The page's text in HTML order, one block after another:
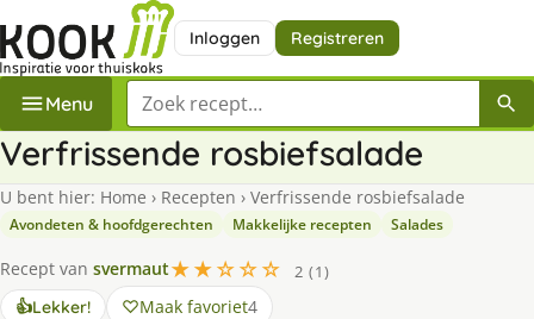
Inloggen Registreren
Menu Zoek een recept
Verfrissende rosbiefsalade
U bent hier: Home › Recepten › Verfrissende rosbiefsalade
Avondeten & hoofdgerechten Makkelijke recepten Salades
Recept van svermaut★★☆☆☆
2 (1)
👍Lekker! Maak favoriet4